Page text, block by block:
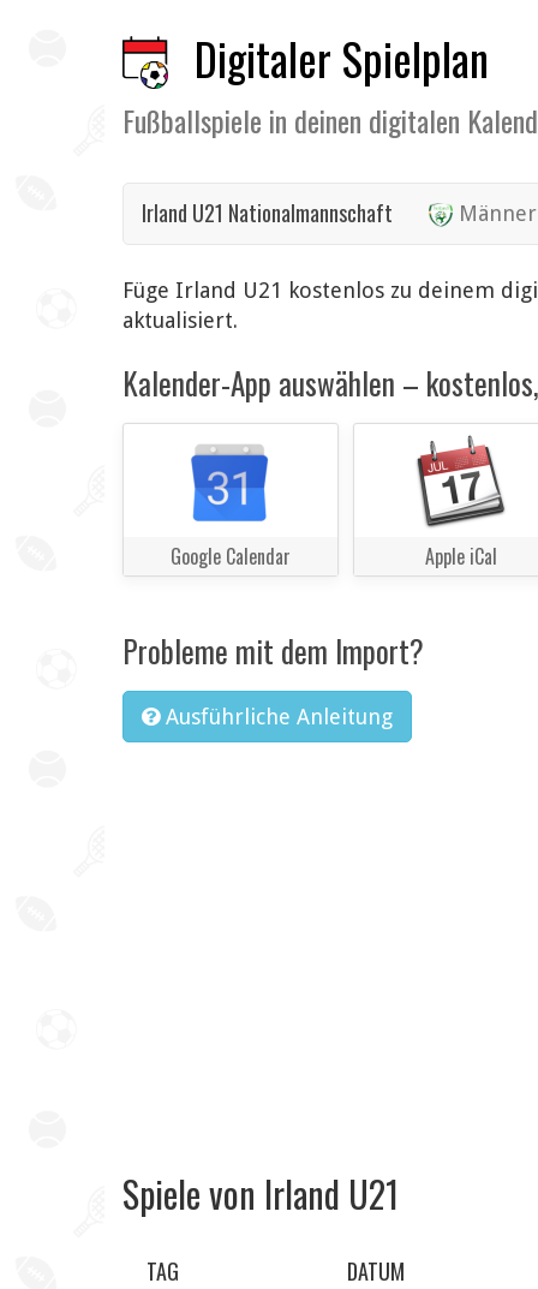
Digitaler Spielplan
Fußballspiele in deinen digitalen
Irland U21 Nationalmannschaft Männer
Füge Irland U21 kostenlos zu deinem
aktualisiert.
Kalender-App auswählen –
Google Calendar Apple iCal
Probleme mit dem Import?
Ausführliche Anleitung
Spiele von Irland U21
TAG DATUM